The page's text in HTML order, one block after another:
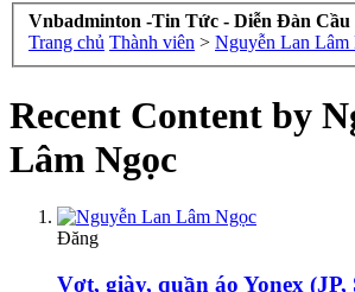
Vnbadminton -Tin Tức - Diễn Đàn Cầu
Trang chủ Thành viên > Nguyễn Lan Lâm
Recent Content by
Lâm Ngọc
Đăng
Vợt, giày, quần áo Yonex